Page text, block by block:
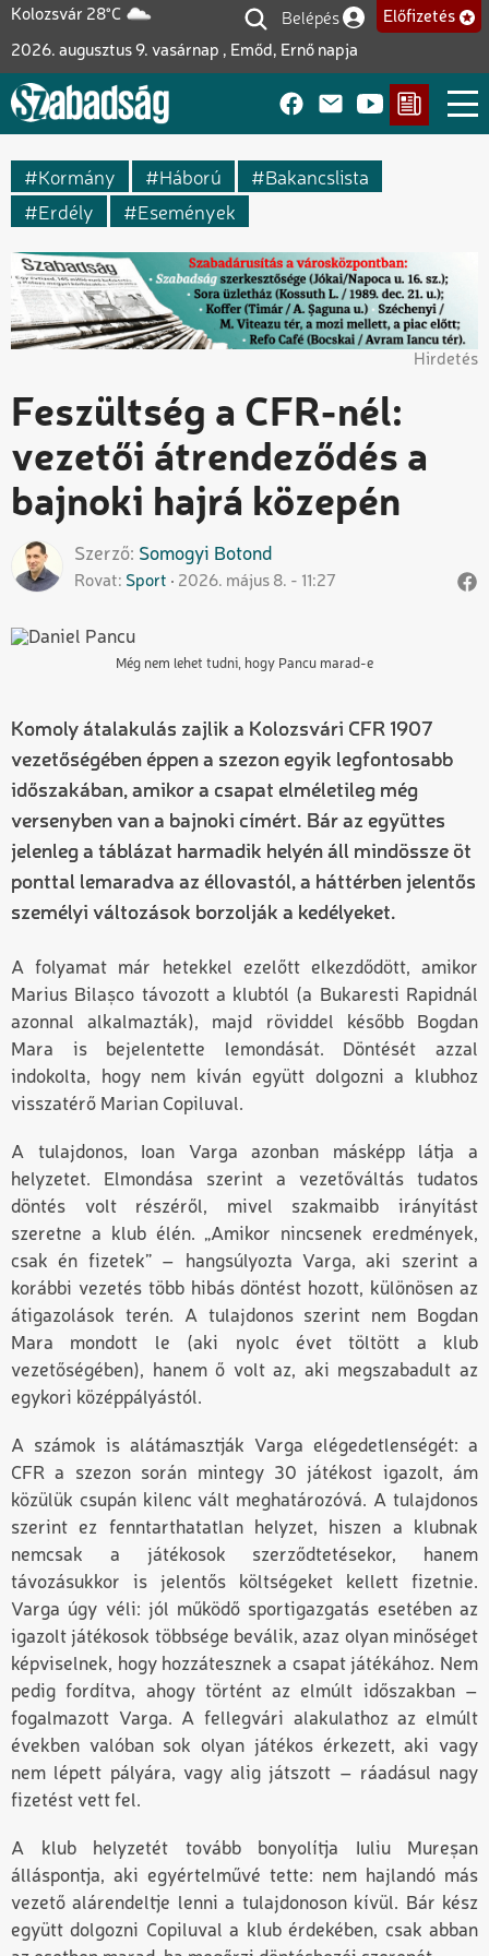
Ugrás
tartalomra
Kolozsvár 28°C
2026. augusztus 9. vasárnap , Emőd, Ernő napja
Felhasználói fiók
Belépés Előfizetés
Kormány Háború
Bakancslista
Erdély
Események
Hirdetés
Feszültség a CFR-nél:
vezetői átrendeződés a
bajnoki hajrá közepén
Szerző Somogyi Botond
Rovat Sport 2026. május 8. - 11:27
Még nem lehet tudni, hogy Pancu marad-e
Komoly átalakulás zajlik a Kolozsvári CFR 1907
vezetőségében éppen a szezon egyik legfontosabb
időszakában, amikor a csapat elméletileg még
versenyben van a bajnoki címért. Bár az együttes
jelenleg a táblázat harmadik helyén áll mindössze öt
ponttal lemaradva az éllovastól, a háttérben jelentős
személyi változások borzolják a kedélyeket.
A folyamat már hetekkel ezelőtt elkezdődött, amikor
Marius Bilașco távozott a klubtól (a Bukaresti Rapidnál
azonnal alkalmazták), majd röviddel később Bogdan
Mara is bejelentette lemondását. Döntését azzal
indokolta, hogy nem kíván együtt dolgozni a klubhoz
visszatérő Marian Copiluval.
A tulajdonos, Ioan Varga azonban másképp látja a
helyzetet. Elmondása szerint a vezetőváltás tudatos
döntés volt részéről, mivel szakmaibb irányítást
szeretne a klub élén. „Amikor nincsenek eredmények,
csak én fizetek” – hangsúlyozta Varga, aki szerint a
korábbi vezetés több hibás döntést hozott, különösen az
átigazolások terén. A tulajdonos szerint nem Bogdan
Mara mondott le (aki nyolc évet töltött a klub
vezetőségében), hanem ő volt az, aki megszabadult az
egykori középpályástól.
A számok is alátámasztják Varga elégedetlenségét: a
CFR a szezon során mintegy 30 játékost igazolt, ám
közülük csupán kilenc vált meghatározóvá. A tulajdonos
szerint ez fenntarthatatlan helyzet, hiszen a klubnak
nemcsak a játékosok szerződtetésekor, hanem
távozásukkor is jelentős költségeket kellett fizetnie.
Varga úgy véli: jól működő sportigazgatás esetében az
igazolt játékosok többsége beválik, azaz olyan minőséget
képviselnek, hogy hozzátesznek a csapat játékához. Nem
pedig fordítva, ahogy történt az elmúlt időszakban –
fogalmazott Varga. A fellegvári alakulathoz az elmúlt
években valóban sok olyan játékos érkezett, aki vagy
nem lépett pályára, vagy alig játszott – ráadásul nagy
fizetést vett fel.
A klub helyzetét tovább bonyolítja Iuliu Mureșan
álláspontja, aki egyértelművé tette: nem hajlandó más
vezető alárendeltje lenni a tulajdonoson kívül. Bár kész
együtt dolgozni Copiluval a klub érdekében, csak abban